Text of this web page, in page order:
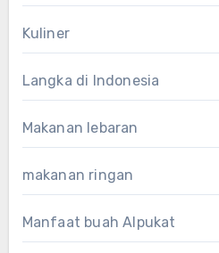
Kuliner
Langka di Indonesia
Makanan lebaran
makanan ringan
Manfaat buah Alpukat